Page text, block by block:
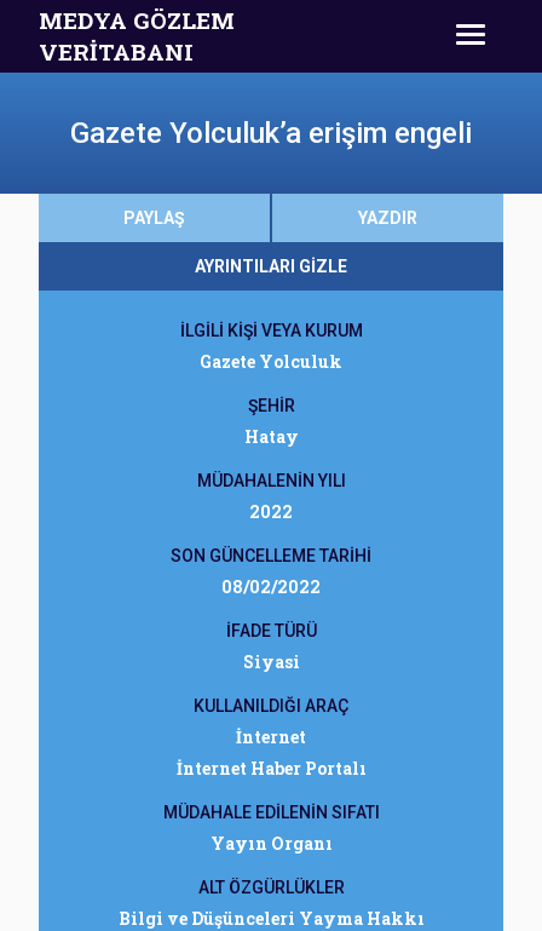
MEDYA GÖZLEM
VERİTABANI
Gazete Yolculuk’a erişim engeli
PAYLAŞ YAZDIR
AYRINTILARI GİZLE
İLGİLİ KİŞİ VEYA KURUM
Gazete Yolculuk
ŞEHİR
Hatay
MÜDAHALENİN YILI
2022
SON GÜNCELLEME TARİHİ
08/02/2022
İFADE TÜRÜ
Siyasi
KULLANILDIĞI ARAÇ
İnternet
İnternet Haber Portalı
MÜDAHALE EDİLENİN SIFATI
Yayın Organı
ALT ÖZGÜRLÜKLER
Bilgi ve Düşünceleri Yayma Hakkı